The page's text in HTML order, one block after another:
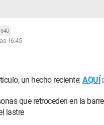
840
16:45
un hecho reciente: AQUÍ
que retroceden en la
lastre